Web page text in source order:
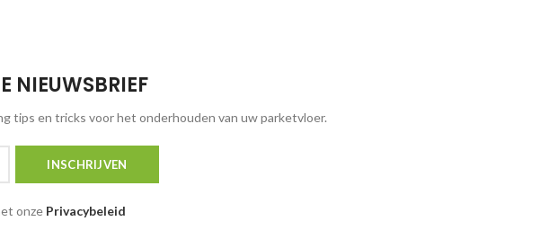
NIEUWSBRIEF
tips en tricks voor het onderhouden van uw parketvloer.
onze Privacybeleid